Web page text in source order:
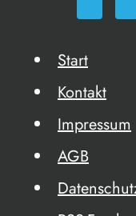
Start
Kontakt
Impressum
AGB